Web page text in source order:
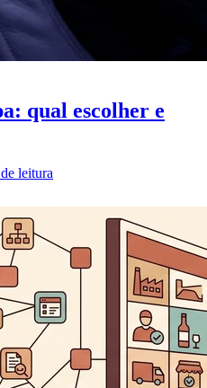
qual escolher e
leitura